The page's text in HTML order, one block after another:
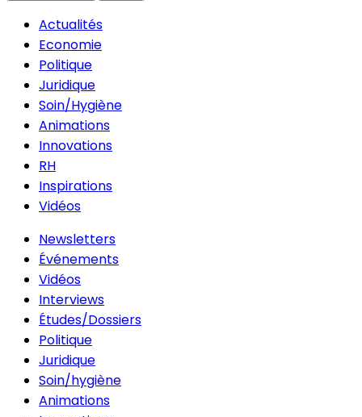
Actualités
Economie
Politique
Juridique
Soin/Hygiène
Animations
Innovations
RH
Inspirations
Vidéos
Newsletters
Événements
Vidéos
Interviews
Études/Dossiers
Politique
Juridique
Soin/hygiène
Animations